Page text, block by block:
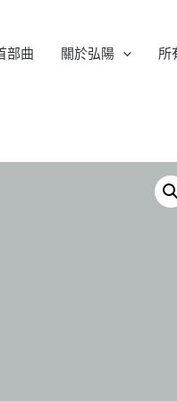
部曲 關於弘陽 所